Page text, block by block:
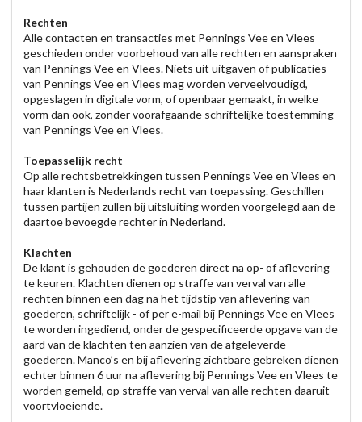
Rechten
Alle contacten en transacties met Pennings Vee en Vlees
geschieden onder voorbehoud van alle rechten en aanspraken
van Pennings Vee en Vlees. Niets uit uitgaven of publicaties
van Pennings Vee en Vlees mag worden verveelvoudigd,
opgeslagen in digitale vorm, of openbaar gemaakt, in welke
vorm dan ook, zonder voorafgaande schriftelijke toestemming
van Pennings Vee en Vlees.
Toepasselijk recht
Op alle rechtsbetrekkingen tussen Pennings Vee en Vlees en
haar klanten is Nederlands recht van toepassing. Geschillen
tussen partijen zullen bij uitsluiting worden voorgelegd aan de
daartoe bevoegde rechter in Nederland.
Klachten
De klant is gehouden de goederen direct na op- of aflevering
te keuren. Klachten dienen op straffe van verval van alle
rechten binnen een dag na het tijdstip van aflevering van
goederen, schriftelijk - of per e-mail bij Pennings Vee en Vlees
te worden ingediend, onder de gespecificeerde opgave van de
aard van de klachten ten aanzien van de afgeleverde
goederen. Manco’s en bij aflevering zichtbare gebreken dienen
echter binnen 6 uur na aflevering bij Pennings Vee en Vlees te
worden gemeld, op straffe van verval van alle rechten daaruit
voortvloeiende.